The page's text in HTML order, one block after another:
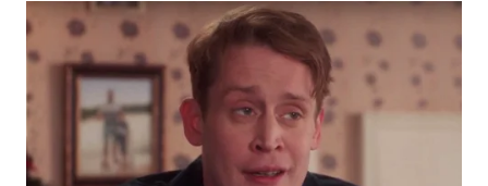
WN
SULUT
WN